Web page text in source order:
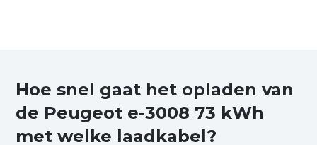
Hoe snel gaat het opladen van
de Peugeot e-3008 73 kWh
met welke laadkabel?